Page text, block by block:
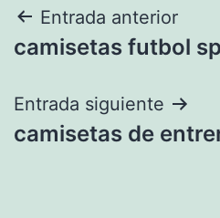
Navegación
de
entradas
Entrada anterior
camisetas futbol
Entrada siguiente
camisetas de